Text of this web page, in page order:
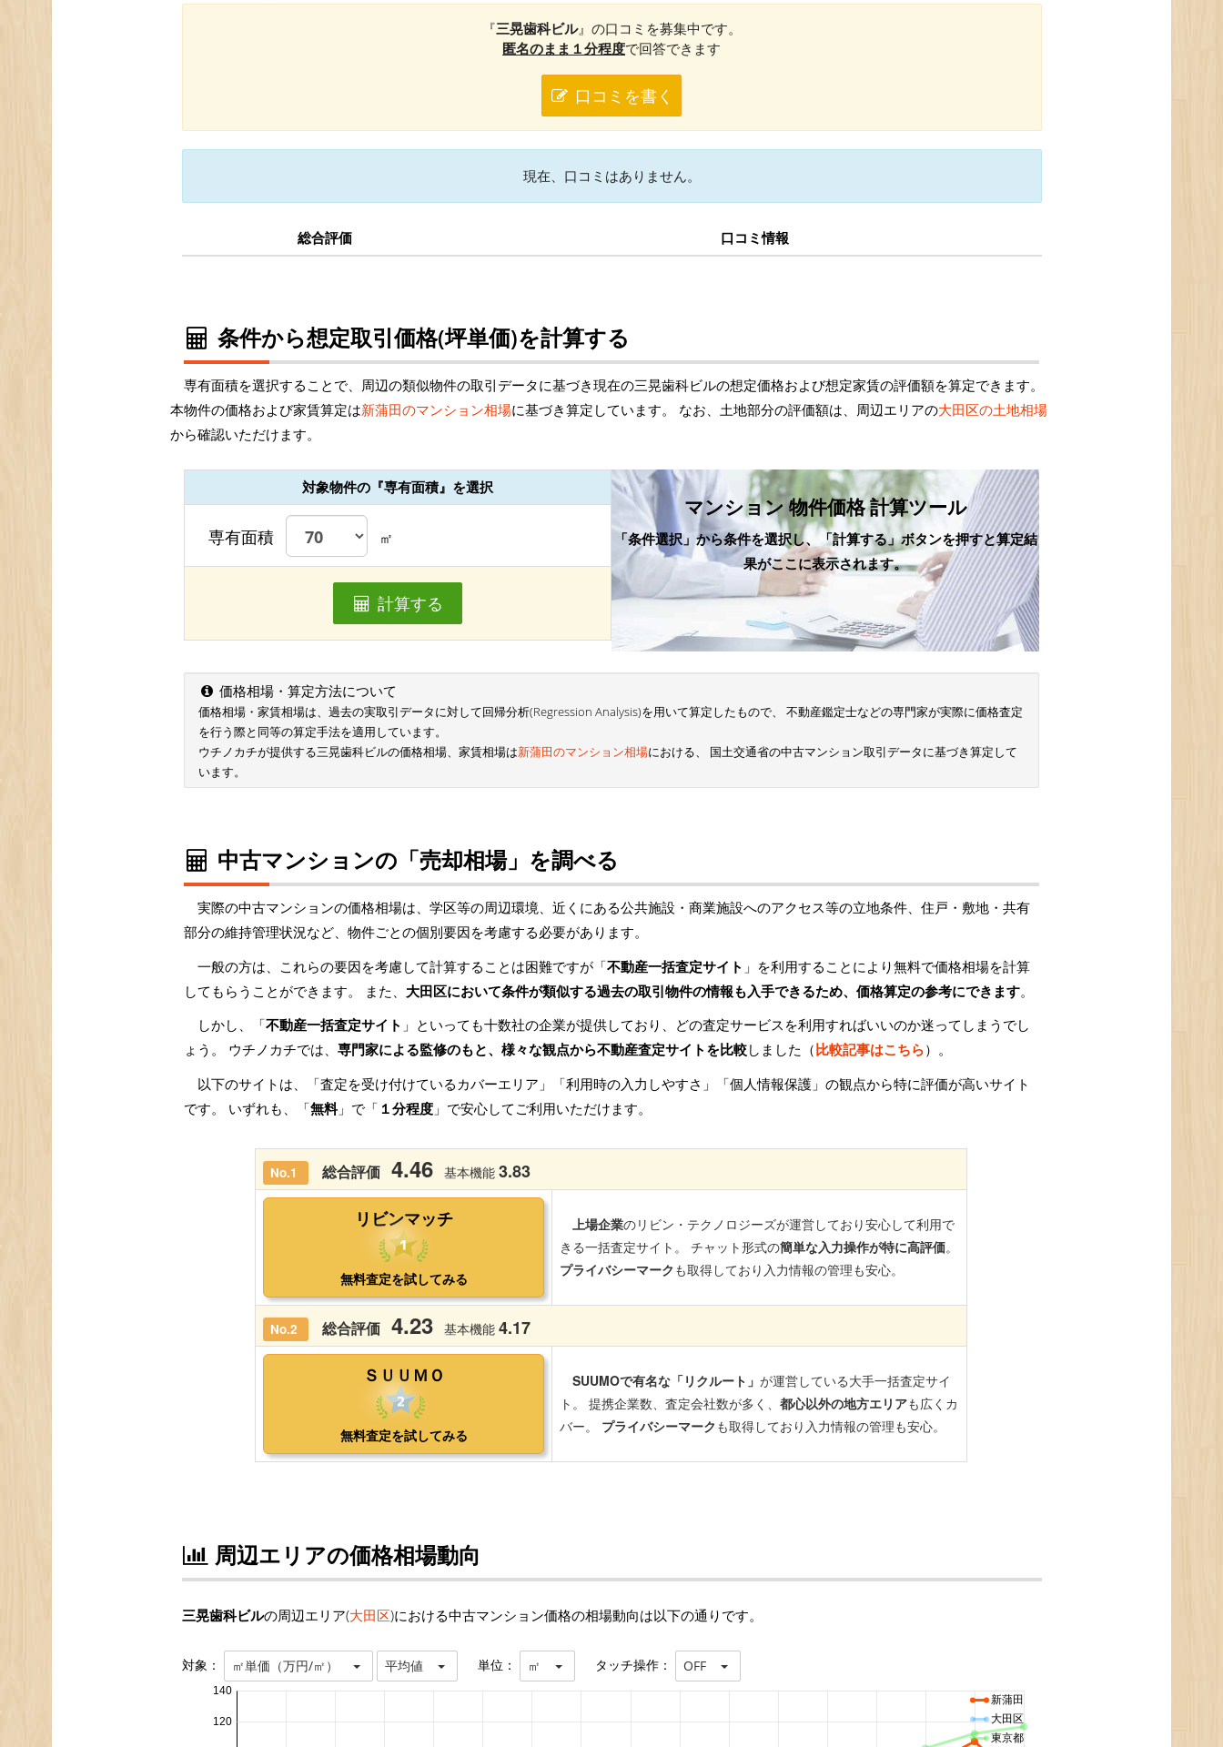
『三晃歯科ビル』の口コミを募集中です。
匿名のまま１分程度で回答できます
口コミを書く
現在、口コミはありません。
総合評価 口コミ情報
条件から想定取引価格(坪単価)を計算する
専有面積を選択することで、周辺の類似物件の取引データに基づき現在の三晃歯科ビルの想定価格および想定家賃の評価額を算定できます。
本物件の価格および家賃算定は新蒲田のマンション相場に基づき算定しています。 なお、土地部分の評価額は、周辺エリアの大田区の土地相場
から確認いただけます。
対象物件の『専有面積』を選択
専有面積 ㎡
計算する
マンション 物件価格 計算ツール
「条件選択」から条件を選択し、「計算する」ボタンを押すと算定結
果がここに表示されます。
価格相場・算定方法について
価格相場・家賃相場は、過去の実取引データに対して回帰分析(Regression Analysis)を用いて算定したもので、 不動産鑑定士などの専門家が実際に価格査定
を行う際と同等の算定手法を適用しています。
ウチノカチが提供する三晃歯科ビルの価格相場、家賃相場は新蒲田のマンション相場における、 国土交通省の中古マンション取引データに基づき算定して
います。
中古マンションの「売却相場」を調べる
実際の中古マンションの価格相場は、学区等の周辺環境、近くにある公共施設・商業施設へのアクセス等の立地条件、住戸・敷地・共有
部分の維持管理状況など、物件ごとの個別要因を考慮する必要があります。
一般の方は、これらの要因を考慮して計算することは困難ですが「不動産一括査定サイト 」を利用することにより無料で価格相場を計算
してもらうことができます。 また、 大田区において条件が類似する過去の取引物件の情報も入手できるため、価格算定の参考にできます。
しかし、「不動産一括査定サイト 」といっても十数社の企業が提供しており、どの査定サービスを利用すればいいのか迷ってしまうでし
ょう。 ウチノカチでは、 専門家による監修のもと、様々な観点から不動産査定サイトを比較しました（比較記事はこちら）。
以下のサイトは、「査定を受け付けているカバーエリア」「利用時の入力しやすさ」「個人情報保護」の観点から特に評価が高いサイト
です。 いずれも、「無料」で「 １分程度 」で安心してご利用いただけます。
周辺エリアの価格相場動向
三晃歯科ビルの周辺エリア(大田区)における中古マンション価格の相場動向は以下の通りです。
対象： ㎡単価（万円/㎡） 平均値 単位： ㎡ タッチ操作： OFF
120
140
新蒲田
大田区
東京都